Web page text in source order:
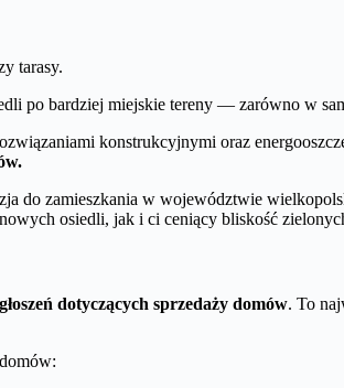
tarasy.
po bardziej miejskie tereny — zarówno w
konstrukcyjnymi oraz
do zamieszkania w województwie
osiedli, jak i ci ceniący bliskość
dotyczących sprzedaży domów. To